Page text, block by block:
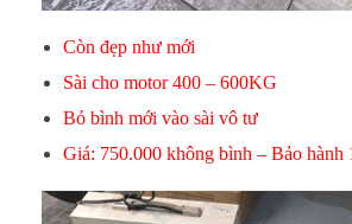
Còn đẹp như mới
Sài cho motor 400 – 600KG
Bỏ bình mới vào sài vô tư
Giá: 750.000 không bình – Bảo hành